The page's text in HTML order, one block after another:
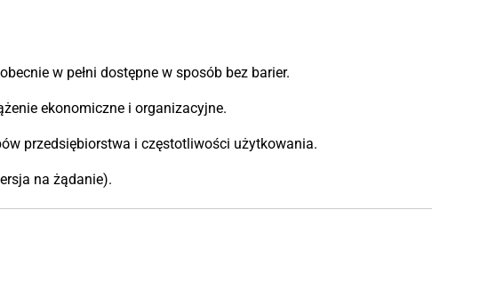
w pełni dostępne w sposób bez barier.
ekonomiczne i organizacyjne.
przedsiębiorstwa i częstotliwości użytkowania.
na żądanie).